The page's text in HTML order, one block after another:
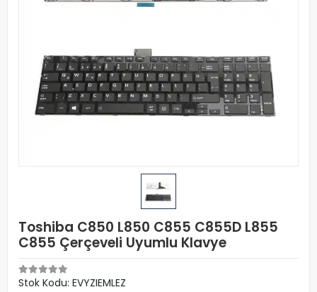
Toshiba C850 L850 C855 C855D L855
C855 Çerçeveli Uyumlu Klavye
Stok Kodu: EVYZIEMLEZ